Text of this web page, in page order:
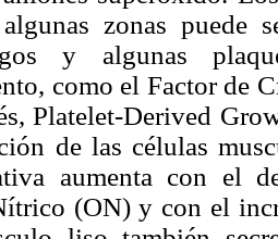
zonas puede
y algunas
como el Factor de
Platelet-Derived
de las células
aumenta con el
(ON) y con el